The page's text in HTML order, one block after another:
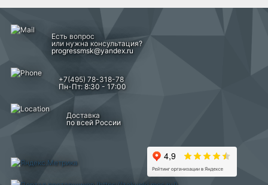
Есть вопрос
или нужна консультация?
progressmsk@yandex.ru
+7(495) 78-318-78
Пн-Пт: 8:30 - 17:00
Доставка
по всей России